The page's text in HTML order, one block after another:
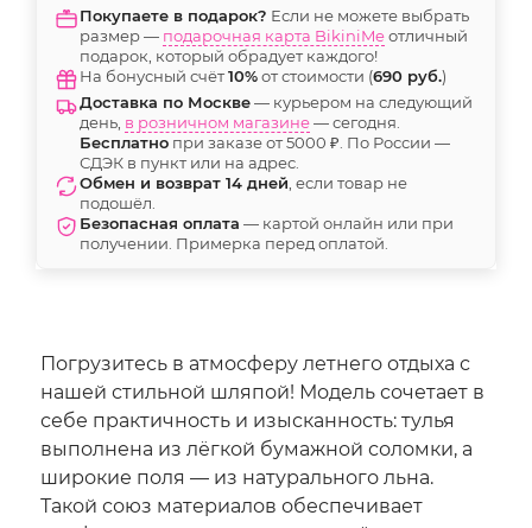
Покупаете в подарок? Если не можете выбрать
размер — подарочная карта BikiniMeотличный
подарок, который обрадует каждого!
На бонусный счёт10%от стоимости (690 руб.)
Доставка по Москве— курьером на следующий
день, в розничном магазине— сегодня.
Бесплатно при заказе от 5000 ₽. По России —
СДЭК в пункт или на адрес.
Обмен и возврат 14 дней , если товар не
подошёл.
Безопасная оплата — картой онлайн или при
получении. Примерка перед оплатой.
Погрузитесь в атмосферу летнего отдыха с
нашей стильной шляпой! Модель сочетает в
себе практичность и изысканность: тулья
выполнена из лёгкой бумажной соломки, а
широкие поля — из натурального льна.
Такой союз материалов обеспечивает